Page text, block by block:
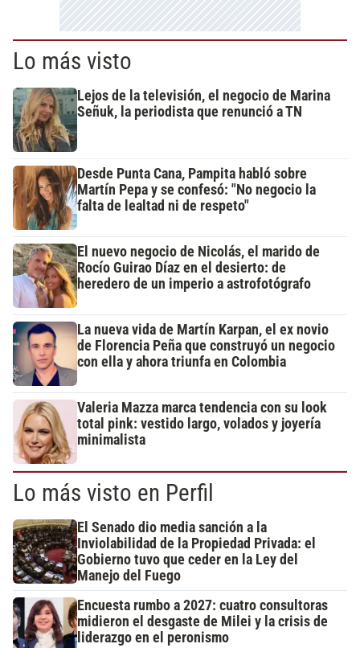
Lo más visto
Lejos de la televisión, el negocio de Marina
Señuk, la periodista que renunció a TN
Desde Punta Cana, Pampita habló sobre
Martín Pepa y se confesó: "No negocio la
falta de lealtad ni de respeto"
El nuevo negocio de Nicolás, el marido de
Rocío Guirao Díaz en el desierto: de
heredero de un imperio a astrofotógrafo
La nueva vida de Martín Karpan, el ex novio
de Florencia Peña que construyó un negocio
con ella y ahora triunfa en Colombia
Valeria Mazza marca tendencia con su look
total pink: vestido largo, volados y joyería
minimalista
Lo más visto en Perfil
El Senado dio media sanción a la
Inviolabilidad de la Propiedad Privada: el
Gobierno tuvo que ceder en la Ley del
Manejo del Fuego
Encuesta rumbo a 2027: cuatro consultoras
midieron el desgaste de Milei y la crisis de
liderazgo en el peronismo